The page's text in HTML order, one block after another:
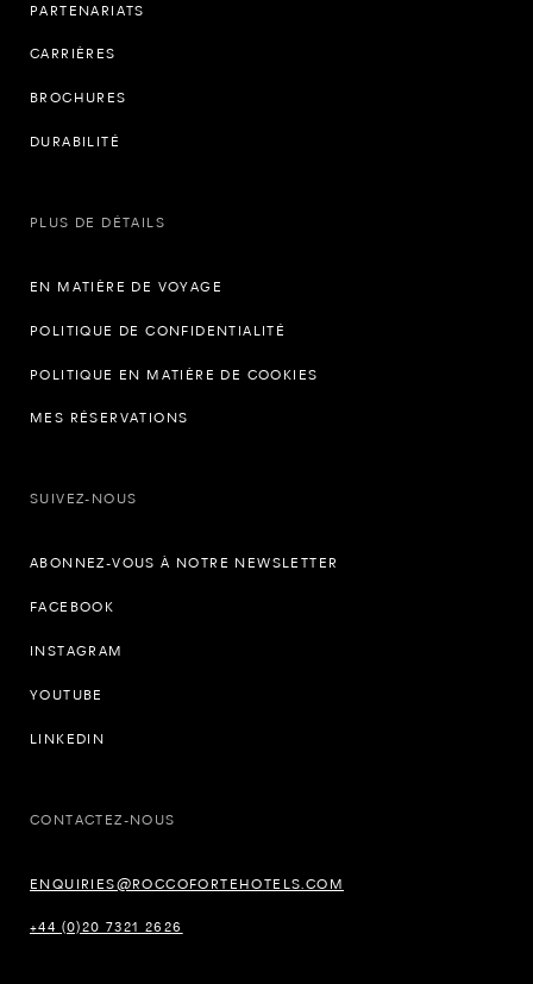
PARTENARIATS
CARRIÈRES
BROCHURES
DURABILITÉ
PLUS DE DÉTAILS
EN MATIÈRE DE VOYAGE
POLITIQUE DE CONFIDENTIALITÉ
POLITIQUE EN MATIÈRE DE COOKIES
MES RÉSERVATIONS
SUIVEZ-NOUS
ABONNEZ-VOUS À NOTRE NEWSLETTER
FACEBOOK
INSTAGRAM
YOUTUBE
LINKEDIN
CONTACTEZ-NOUS
ENQUIRIES@ROCCOFORTEHOTELS.COM
+44 (0)20 7321 2626